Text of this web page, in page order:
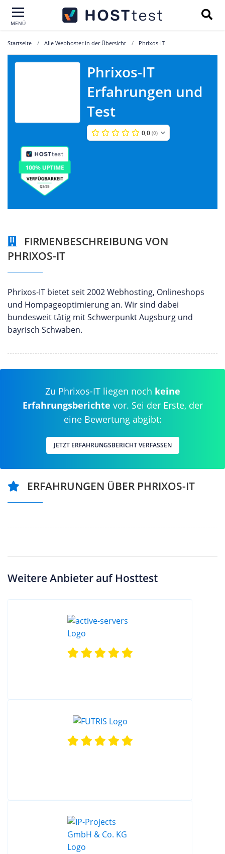
MENÜ
Startseite Alle Webhoster in der Übersicht Phrixos-IT
Phrixos-IT
Erfahrungen und
Test
0,0 (0)
FIRMENBESCHREIBUNG VON
PHRIXOS-IT
Phrixos-IT bietet seit 2002 Webhosting, Onlineshops
und Hompageoptimierung an. Wir sind dabei
bundesweit tätig mit Schwerpunkt Augsburg und
bayrisch Schwaben.
Zu Phrixos-IT liegen noch keine
Erfahrungsberichte vor. Sei der Erste, der
eine Bewertung abgibt:
JETZT ERFAHRUNGSBERICHT VERFASSEN
ERFAHRUNGEN ÜBER PHRIXOS-IT
Weitere Anbieter auf Hosttest